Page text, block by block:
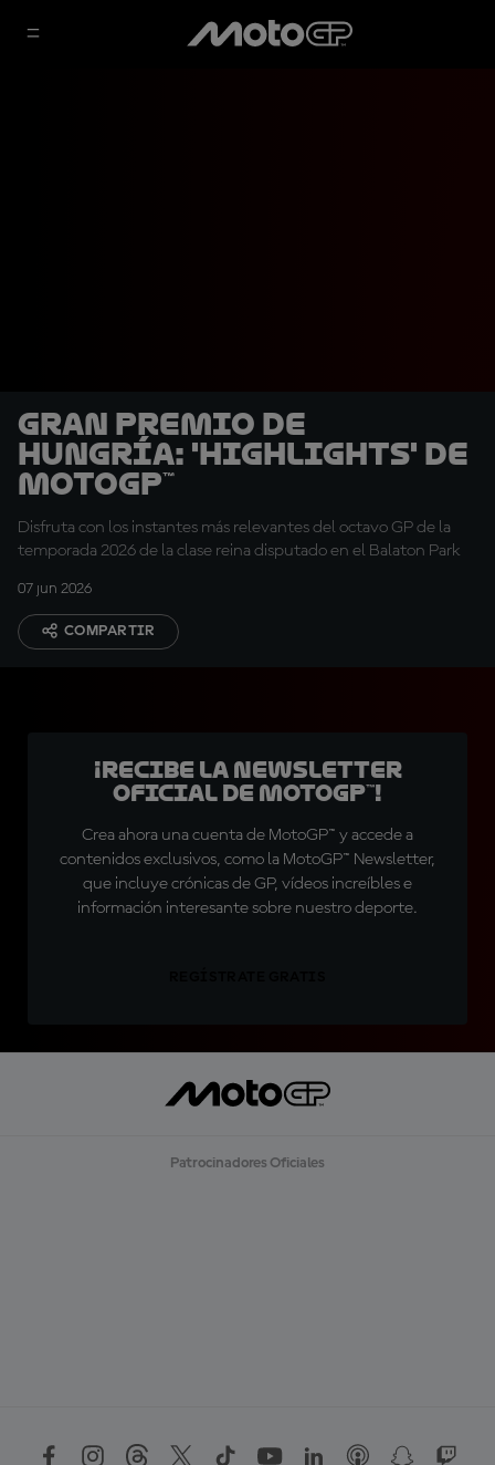
Gran Premio de
Hungría: 'Highlights' de
MotoGP™
Disfruta con los instantes más relevantes del octavo GP de la
temporada 2026 de la clase reina disputado en el Balaton Park
07 jun 2026
COMPARTIR
¡Recibe la Newsletter
oficial de MotoGP™!
Crea ahora una cuenta de MotoGP™ y accede a
contenidos exclusivos, como la MotoGP™ Newsletter,
que incluye crónicas de GP, vídeos increíbles e
información interesante sobre nuestro deporte.
Patrocinadores Oficiales